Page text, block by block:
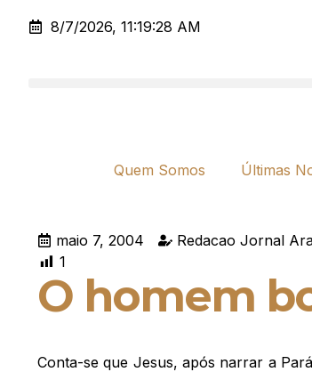
8/7/2026, 11:19:28 AM
Quem Somos Últimas
maio 7, 2004
Redacao Jornal
1
O homem
Conta-se que Jesus, após narrar a